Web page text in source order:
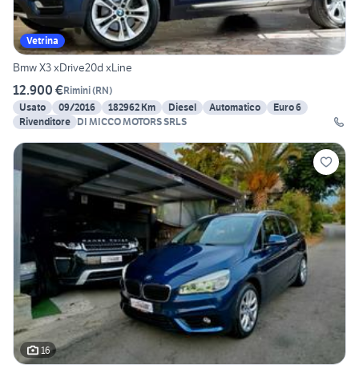
Vetrina
Bmw X3 xDrive20d xLine
12.900 €Rimini(RN)
Usato
09/2016 182962 Km Diesel Automatico
Euro 6
Rivenditore DI MICCO MOTORS SRLS
16